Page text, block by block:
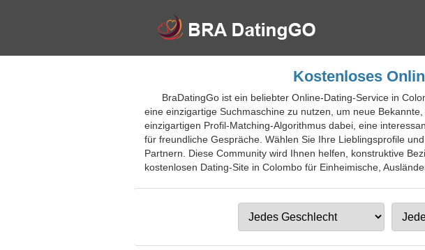
Kostenloses
BraDatingGo ist ein beliebter Online-Dating-Service in
eine einzigartige Suchmaschine zu nutzen, um neue
einzigartigen Profil-Matching-Algorithmus dabei, eine
für freundliche Gespräche. Wählen Sie Ihre Lieblingsprofile
Partnern. Diese Community wird Ihnen helfen, konstruktive
kostenlosen Dating-Site in Colombo für Einheimische,